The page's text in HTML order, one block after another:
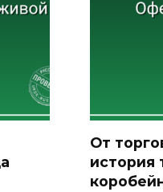
От
история